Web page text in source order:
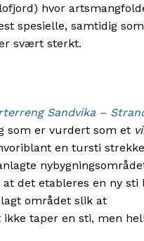
hvor
spesielle, samtidig
svært sterkt.
Sandvika –
som er vurdert som et
en tursti
det etableres en ny sti
området slik at
taper en sti, men